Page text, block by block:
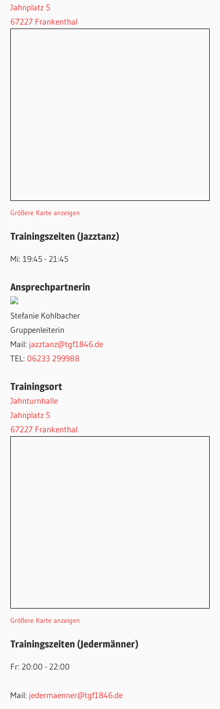
Jahnplatz 5
67227 Frankenthal
Größere Karte anzeigen
Trainingszeiten (Jazztanz)
Mi: 19:45 - 21:45
Ansprechpartnerin
Stefanie Kohlbacher
Gruppenleiterin
Mail: jazztanz@tgf1846.de
TEL: 06233 299988
Trainingsort
Jahnturnhalle
Jahnplatz 5
67227 Frankenthal
Größere Karte anzeigen
Trainingszeiten (Jedermänner)
Fr: 20:00 - 22:00
Mail: jedermaenner@tgf1846.de